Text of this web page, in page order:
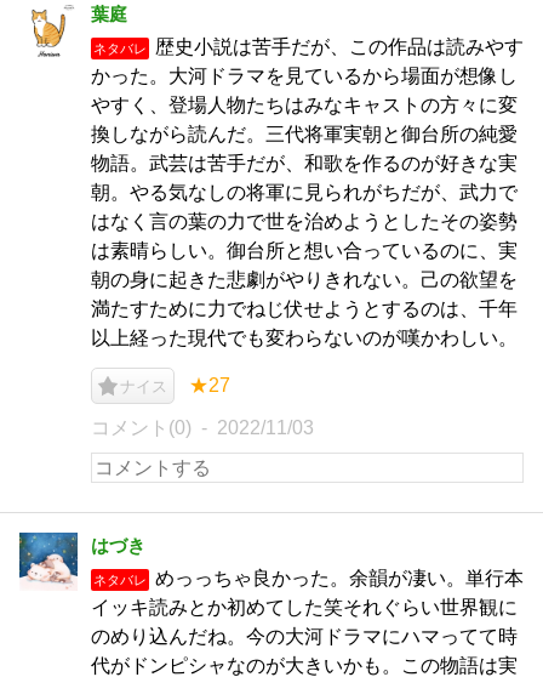
葉庭
ネタバレ
歴史小説は苦手だが、この作品は読みやす
かった。大河ドラマを見ているから場面が想像し
やすく、登場人物たちはみなキャストの方々に変
換しながら読んだ。三代将軍実朝と御台所の純愛
物語。武芸は苦手だが、和歌を作るのが好きな実
朝。やる気なしの将軍に見られがちだが、武力で
はなく言の葉の力で世を治めようとしたその姿勢
は素晴らしい。御台所と想い合っているのに、実
朝の身に起きた悲劇がやりきれない。己の欲望を
満たすために力でねじ伏せようとするのは、千年
以上経った現代でも変わらないのが嘆かわしい。
ナイス ★27
コメント(0) 2022/11/03
はづき
ネタバレ
めっっちゃ良かった。余韻が凄い。単行本
イッキ読みとか初めてした笑それぐらい世界観に
のめり込んだね。今の大河ドラマにハマってて時
代がドンピシャなのが大きいかも。この物語は実